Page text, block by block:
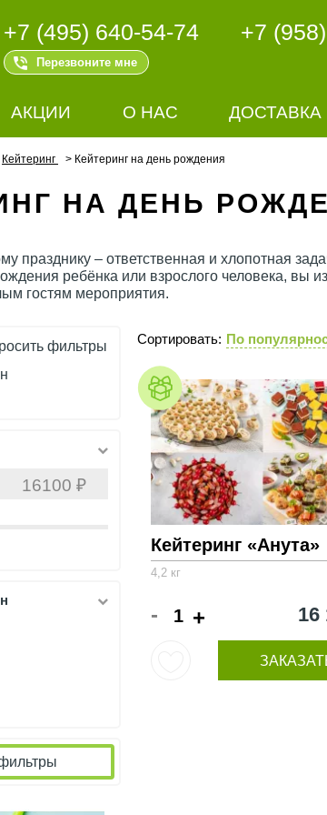
+7 (495) 640-54-74
Перезвоните мне
+7
АКЦИИ О НАС ДОСТАВКА
Кейтеринг Кейтеринг на день рождения
НА ДЕНЬ
празднику – ответственная и хлопотная
ребёнка или взрослого человека, вы
гостям мероприятия.
фильтры
Сортировать: По
Кейтеринг «Анута»
4,2 кг
- + 16